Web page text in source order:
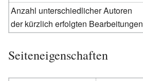
Anzahl unterschiedlicher Autoren
der kürzlich erfolgten Bearbeitungen
Seiteneigenschaften